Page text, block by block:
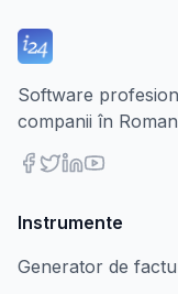
Software
companii în
Instrumente
Generator de